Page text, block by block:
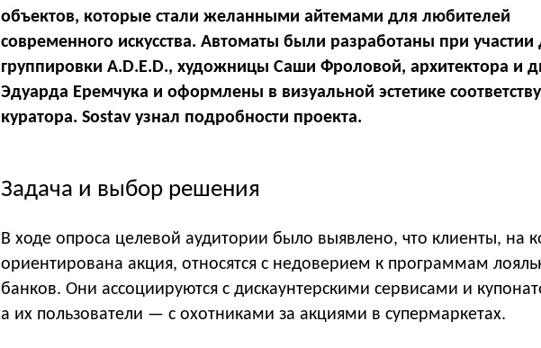
объектов, которые стали желанными айтемами для любителей
современного искусства. Автоматы были разработаны при участии
группировки A.D.E.D., художницы Саши Фроловой, архитектора и
Эдуарда Еремчука и оформлены в визуальной эстетике
куратора. Sostav узнал подробности проекта.
Задача и выбор решения
В ходе опроса целевой аудитории было выявлено, что клиенты, на
ориентирована акция, относятся с недоверием к программам
банков. Они ассоциируются с дискаунтерскими сервисами и
а их пользователи — с охотниками за акциями в супермаркетах.